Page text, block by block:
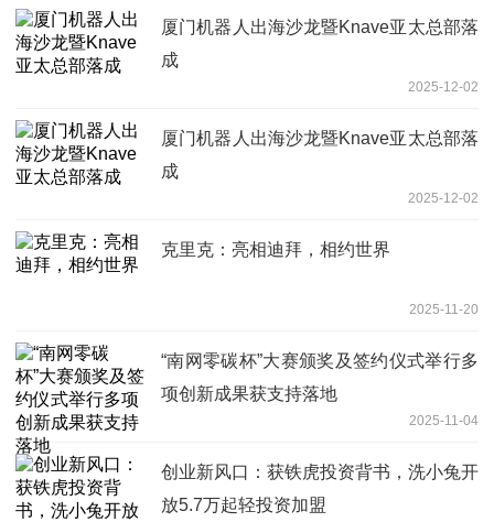
厦门机器人出海沙龙暨Knave亚太总部落
成
2025-12-02
厦门机器人出海沙龙暨Knave亚太总部落
成
2025-12-02
克里克：亮相迪拜，相约世界
2025-11-20
“南网零碳杯”大赛颁奖及签约仪式举行多
项创新成果获支持落地
2025-11-04
创业新风口：获铁虎投资背书，洗小兔开
放5.7万起轻投资加盟